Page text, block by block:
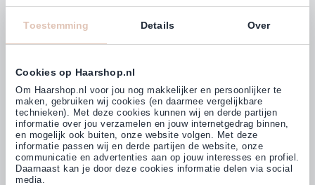
Toestemming Details Over
Cookies op Haarshop.nl
Om Haarshop.nl voor jou nog makkelijker en persoonlijker te
maken, gebruiken wij cookies (en daarmee vergelijkbare
technieken). Met deze cookies kunnen wij en derde partijen
informatie over jou verzamelen en jouw internetgedrag binnen,
en mogelijk ook buiten, onze website volgen. Met deze
informatie passen wij en derde partijen de website, onze
communicatie en advertenties aan op jouw interesses en profiel.
Daarnaast kan je door deze cookies informatie delen via social
media.
E-mailadres
Inschrijven
Volg ons
Klanten beoordelen ons met
4,77 (38.000+)